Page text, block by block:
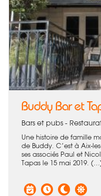
Buddy Bar et
Bars et pubs -
Une histoire de famille
de Buddy. C’est à Aix-
ses associés Paul et
Tapas le 15 mai 2019.